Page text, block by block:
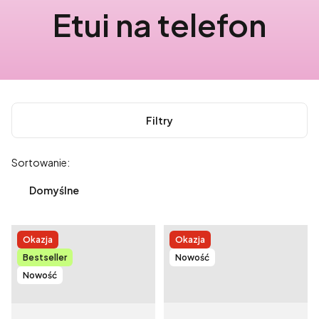
Etui na telefon
Filtry
Lista produktów
Sortowanie:
Domyślne
Okazja
Bestseller
Nowość
Okazja
Nowość